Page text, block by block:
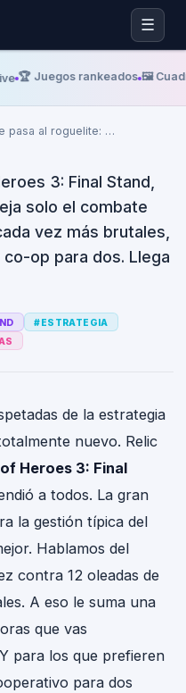
☰
🏆 Juegos rankeados 🖼️
pasa al roguelite: …
se pasa al
Final
de defensa
3: Final Stand,
solo el combate
vez más brutales,
op para dos. Llega
#ESTRATEGIA
de la estrategia
nuevo. Relic
Heroes 3: Final
a todos. La gran
la gestión típica del
Hablamos del
contra 12 oleadas de
A eso le suma una
que vas
para los que prefieren
para dos